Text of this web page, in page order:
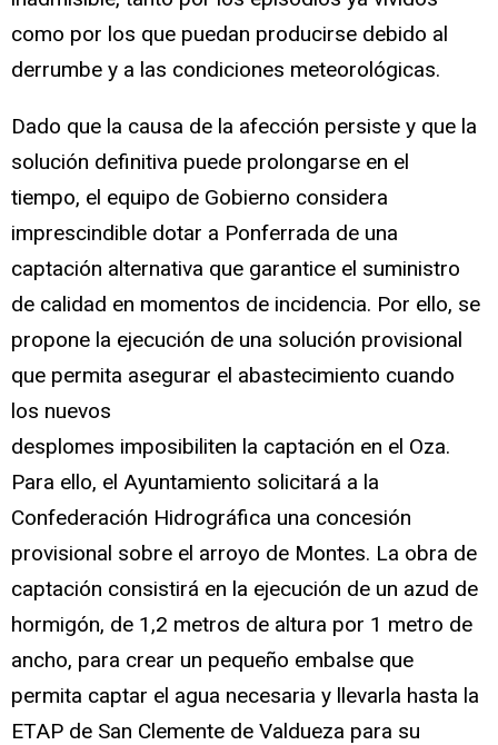
como por los que puedan producirse debido al
derrumbe y a las condiciones meteorológicas.
Dado que la causa de la afección persiste y que la
solución definitiva puede prolongarse en el
tiempo, el equipo de Gobierno considera
imprescindible dotar a Ponferrada de una
captación alternativa que garantice el suministro
de calidad en momentos de incidencia. Por ello, se
propone la ejecución de una solución provisional
que permita asegurar el abastecimiento cuando
los nuevos
desplomes imposibiliten la captación en el Oza.
Para ello, el Ayuntamiento solicitará a la
Confederación Hidrográfica una concesión
provisional sobre el arroyo de Montes. La obra de
captación consistirá en la ejecución de un azud de
hormigón, de 1,2 metros de altura por 1 metro de
ancho, para crear un pequeño embalse que
permita captar el agua necesaria y llevarla hasta la
ETAP de San Clemente de Valdueza para su